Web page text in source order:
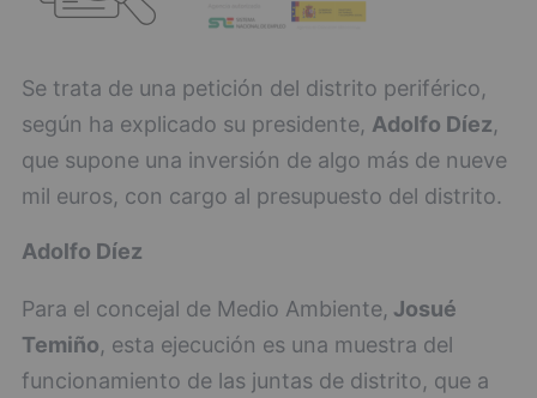
Se trata de una petición del distrito periférico,
según ha explicado su presidente, Adolfo Díez,
que supone una inversión de algo más de nueve
mil euros, con cargo al presupuesto del distrito.
Adolfo Díez
Para el concejal de Medio Ambiente, Josué
Temiño, esta ejecución es una muestra del
funcionamiento de las juntas de distrito, que a